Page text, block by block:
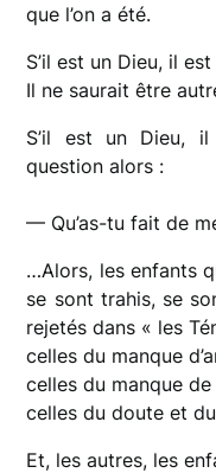
que l’on a été.
S’il est un Dieu, il
Il ne saurait être
S’il est un Dieu, il
question alors :
— Qu’as-tu fait de
…Alors, les enfants
se sont trahis, se
rejetés dans « les
celles du manque
celles du manque
celles du doute et
Et, les autres, les